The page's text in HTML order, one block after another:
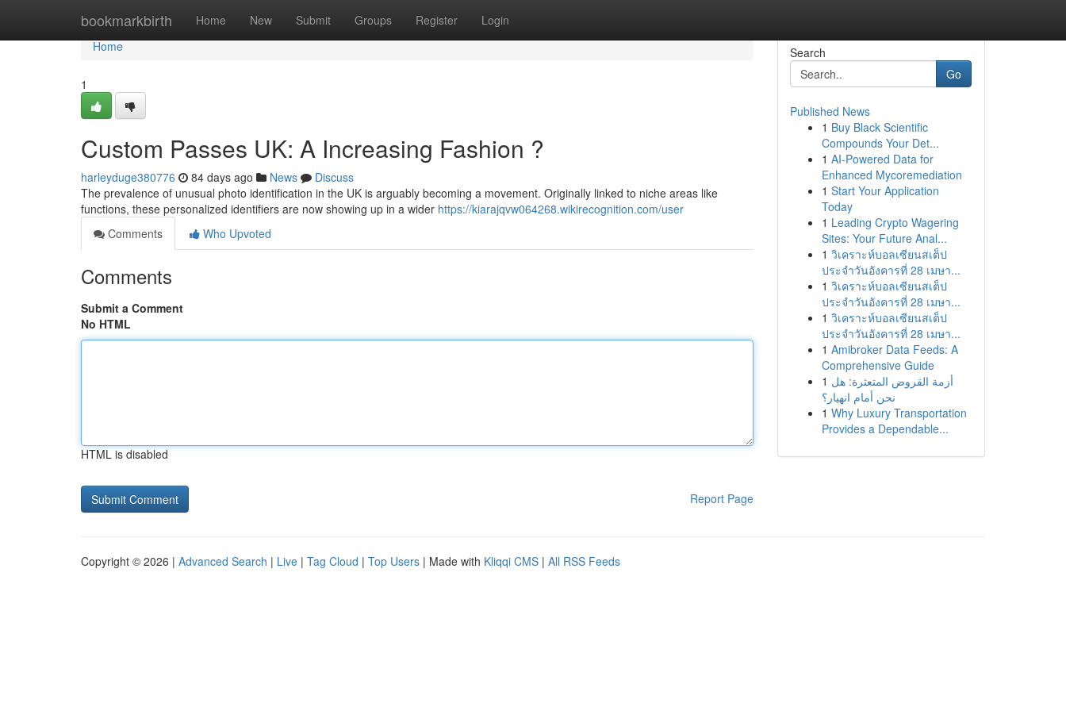
bookmarkbirth Home New Submit Groups Register Login
Home
Home
1
Custom Passes UK: A Increasing Fashion ?
harleyduge380776 84 days ago News
Discuss
The prevalence of unusual photo identification in the UK is arguably becoming a movement. Originally linked to niche areas like
functions, these personalized identifiers are now showing up in a wider https://kiarajqvw064268.wikirecognition.com/user
Comments
Who Upvoted
Comments
Submit a Comment
No HTML
HTML is disabled
Report Page
Search
Go
Published News
1 Buy Black Scientific
Compounds Your Det...
1 AI-Powered Data for
Enhanced Mycoremediation
1 Start Your Application
Today
1 Leading Crypto Wagering
Sites: Your Future Anal...
1 วิเคราะห์บอลเซียนสเต็ป
ประจำวันอังคารที่ 28 เมษา...
1 วิเคราะห์บอลเซียนสเต็ป
ประจำวันอังคารที่ 28 เมษา...
1 วิเคราะห์บอลเซียนสเต็ป
ประจำวันอังคารที่ 28 เมษา...
1 Amibroker Data Feeds: A
Comprehensive Guide
1 أزمة القروض المتعثرة: هل
نحن أمام انهيار؟
1 Why Luxury Transportation
Provides a Dependable...
Copyright © 2026 | Advanced Search | Live | Tag Cloud | Top Users | Made with Kliqqi CMS | All RSS Feeds